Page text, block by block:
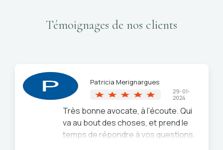
Témoignages de nos clients
Patricia Merignargues
29-01-
2024
Très bonne avocate, à l’écoute. Qui
va au bout des choses, et prend le
temps de répondre à vos questions.